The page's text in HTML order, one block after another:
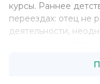
курсы. Раннее
переездах: отец не
деятельности,
Евгений считал себя